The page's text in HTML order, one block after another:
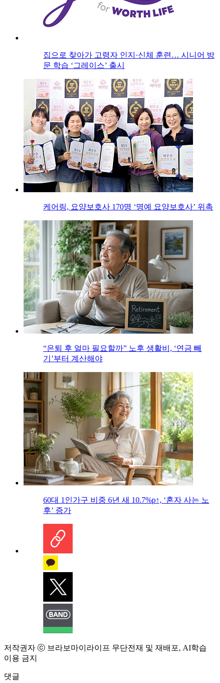
집으로 찾아가 고령자 인지·신체 훈련… 시니어 방
문 학습 ‘그레이스’ 출시
케어링, 요양보호사 170명 ‘명예 요양보호사’ 위촉
“은퇴 후 얼마 필요할까” 노후 생활비, ‘연금 빼
기’부터 계산해야
60대 1인가구 비중 6년 새 10.7%p↑, ‘혼자 사는 노
후’ 증가
저작권자 ⓒ 브라보마이라이프 무단전재 및 재배포, AI학습
이용 금지
댓글